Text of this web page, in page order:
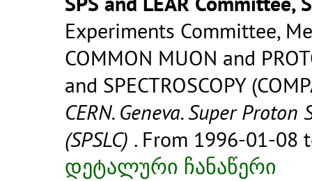
Experiments Committee,
COMMON MUON and
and SPECTROSCOPY
CERN. Geneva. Super
(SPSLC) . From 1996-01-08
დეტალური ჩანაწერი